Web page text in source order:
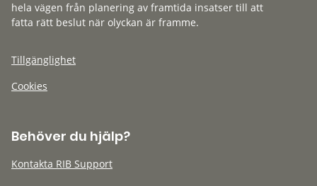
hela vägen från planering av framtida insatser till att
fatta rätt beslut när olyckan är framme.
Tillgänglighet
Cookies
Behöver du hjälp?
Kontakta RIB Support